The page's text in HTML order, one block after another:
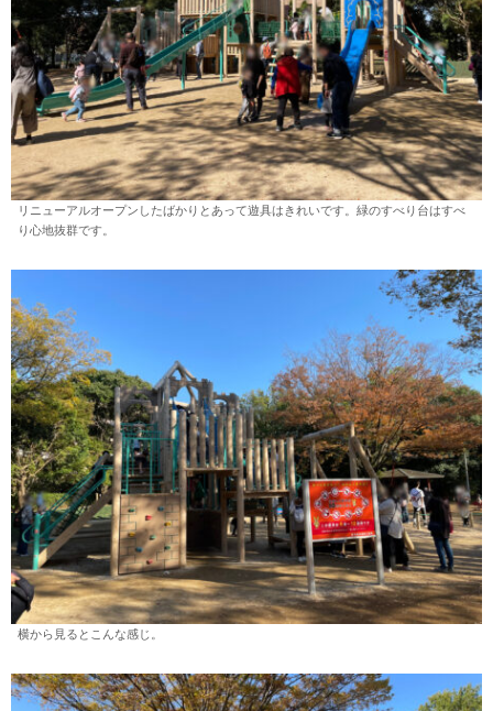
リニューアルオープンしたばかりとあって遊具はきれいです。緑のすべり台はすべ
り心地抜群です。
横から見るとこんな感じ。